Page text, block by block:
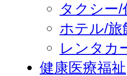
タクシー/
ホテル/旅
レンタカ
健康医療福祉